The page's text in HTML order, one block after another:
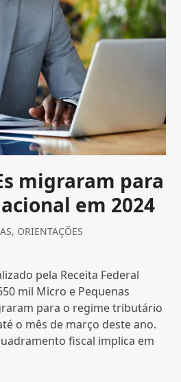
migraram para
em 2024
, ORIENTAÇÕES
pela Receita Federal
mil Micro e Pequenas
para o regime tributário
o mês de março deste ano.
fiscal implica em